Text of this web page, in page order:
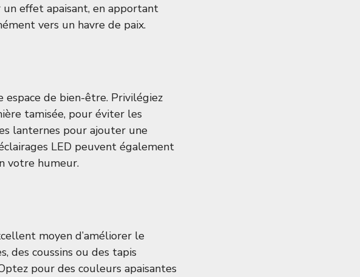
effet apaisant, en apportant
vers un havre de paix.
espace de bien-être. Privilégiez
tamisée, pour éviter les
lanternes pour ajouter une
LED peuvent également
votre humeur.
moyen d’améliorer le
des coussins ou des tapis
pour des couleurs apaisantes